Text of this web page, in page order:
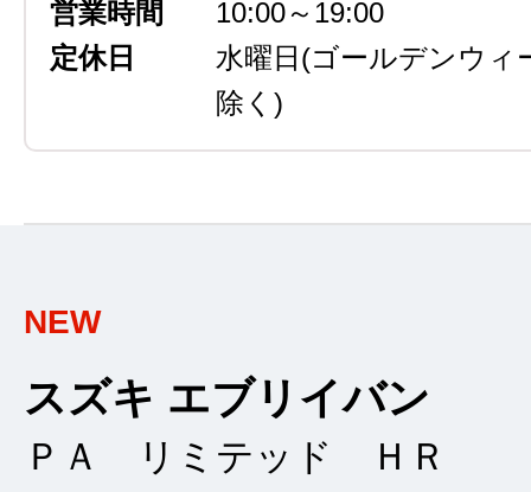
営業時間
10:00～19:00
定休日
水曜日 (ゴールデンウィ
除く)
NEW
スズキ エブリイバン
ＰＡ リミテッド ＨＲ